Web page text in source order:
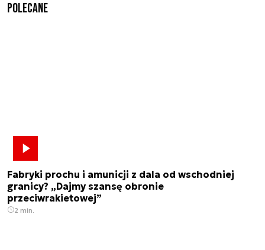
Polecane
Fabryki prochu i amunicji z dala od wschodniej
granicy? „Dajmy szansę obronie
przeciwrakietowej”
2 min.